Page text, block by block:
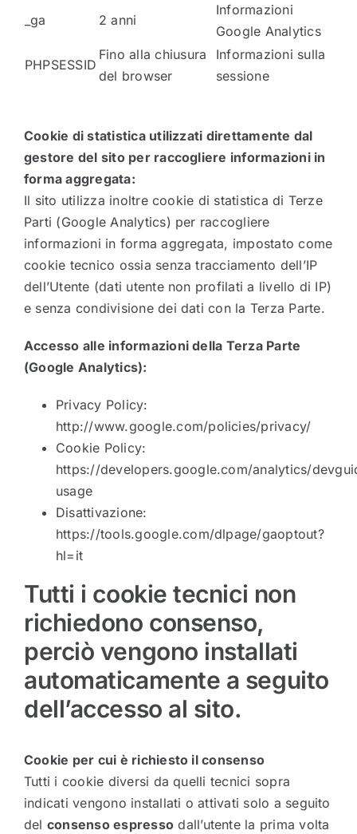
_ga 2 anni
Informazioni
Google Analytics
PHPSESSID
Fino alla chiusura
del browser
Informazioni sulla
sessione
Cookie di statistica utilizzati direttamente dal
gestore del sito per raccogliere informazioni in
forma aggregata:
Il sito utilizza inoltre cookie di statistica di Terze
Parti (Google Analytics) per raccogliere
informazioni in forma aggregata, impostato come
cookie tecnico ossia senza tracciamento dell’IP
dell’Utente (dati utente non profilati a livello di IP)
e senza condivisione dei dati con la Terza Parte.
Accesso alle informazioni della Terza Parte
(Google Analytics):
Privacy Policy:
http://www.google.com/policies/privacy/
Cookie Policy:
https://developers.google.com/analytics/
usage
Disattivazione:
https://tools.google.com/dlpage/gaoptout?
hl=it
Tutti i cookie tecnici non
richiedono consenso,
perciò vengono installati
automaticamente a seguito
dell’accesso al sito.
Cookie per cui è richiesto il consenso
Tutti i cookie diversi da quelli tecnici sopra
indicati vengono installati o attivati solo a seguito
del consenso espresso dall’utente la prima volta